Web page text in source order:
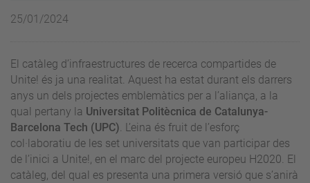
25/01/2024
El catàleg d’infraestructures de recerca compartides de
Unite! és ja una realitat. Aquest ha estat durant els darrers
anys un dels projectes emblemàtics per a l’aliança, a la
qual pertany la Universitat Politècnica de Catalunya-
Barcelona Tech (UPC). L’eina és fruit de l’esforç
col·laboratiu de les set universitats que van participar des
de l’inici a Unite!, en el marc del projecte europeu H2020. El
catàleg, del qual es presenta una primera versió que s’anirà